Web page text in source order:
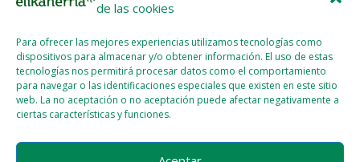
de las cookies
Para ofrecer las mejores experiencias utilizamos tecnologías como
dispositivos para almacenar y/o obtener información. El uso de estas
tecnologías nos permitirá procesar datos como el comportamiento
para navegar o las identificaciones especiales que existen en este sitio
web. La no aceptación o no aceptación puede afectar negativamente a
ciertas características y funciones.
Nota de prensa: ¡UE-Mercosur Stop!